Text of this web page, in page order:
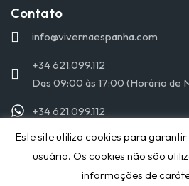
Contato
info@vivernaespanha.com
+34 621.099.112
Das 09:00 às 17:00 (Horário de
+34 621.099.112
© 2019 VIVERNAESPANHA.COM
RESERVADOS
Este site utiliza cookies para
usuário. Os cookies não são
informações de